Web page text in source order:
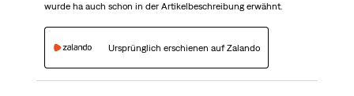
wurde ha auch schon in der Artikelbeschreibung erwähnt.
Ursprünglich erschienen auf Zalando